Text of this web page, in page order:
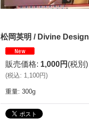
松岡英明 / Divine Design
販売価格: 1,000円 (税別)
(税込: 1,100円)
重量: 300g